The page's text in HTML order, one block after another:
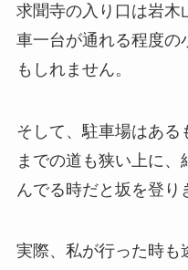
求聞寺の入り口は岩木
車一台が通れる程度の
もしれません。
そして、駐車場はある
までの道も狭い上に
んでる時だと坂を登り
実際、私が行った時も